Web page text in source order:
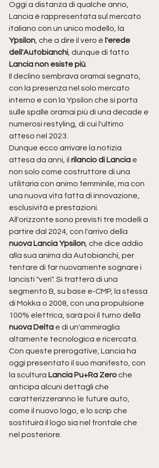
Oggi a distanza di qualche anno,
Lancia è rappresentata sul mercato
italiano con un unico modello, la
Ypsilon , che a dire il vero è l'erede
dell'Autobianchi , dunque di fatto
Lancia non esiste più
Il declino sembrava oramai segnato,
con la presenza nel solo mercato
interno e con la Ypsilon che si porta
sulle spalle oramai più di una decade e
numerosi restyling, di cui l'ultimo
atteso nel 2023.
Dunque ecco arrivare la notizia
attesa da anni, il rilancio di Lancia e
non solo come costruttore di una
utilitaria con animo femminile, ma con
una nuova vita fatta di innovazione,
esclusività e prestazioni.
All'orizzonte sono previsti tre modelli a
partire dal 2024, con l'arrivo della
nuova Lancia Ypsilon , che dice addio
alla sua anima da Autobianchi, per
tentare di far nuovamente sognare i
lancisti "veri". Si tratterà di una
segmento B, su base e-CMP, la stessa
di Mokka o 2008, con una propulsione
100% elettrica, sarà poi il turno della
nuova Delta e di un'ammiraglia
altamente tecnologica e ricercata.
Con queste prerogative, Lancia ha
oggi presentato il suo manifesto, con
la scultura Lancia Pu+Ra Zero che
anticipa alcuni dettagli che
caratterizzeranno le future auto,
come il nuovo logo, e lo scrip che
sostituirà il logo sia nel frontale che
nel posteriore.